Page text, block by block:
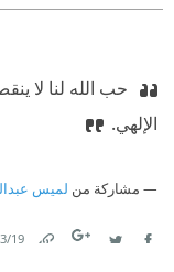
حب الله لنا لا
الإلهي.
مشاركة من لميس
19‏/3‏/2023